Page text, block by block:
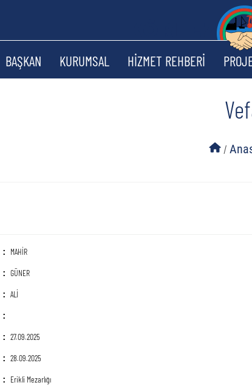
BAŞKAN KURUMSAL HİZMET REHBERİ
/
: MAHİR
: GÜNER
: ALİ
:
: 27.09.2025
: 28.09.2025
: Erikli Mezarlığı